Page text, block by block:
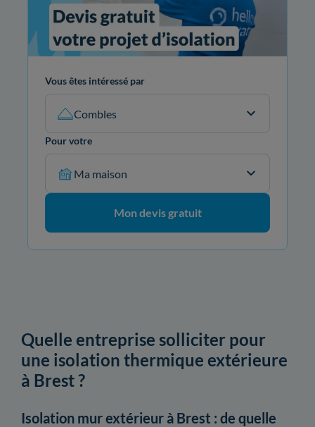
Vous êtes intéressé par
Combles
Pour votre
Ma maison
Mon devis gratuit
Quelle entreprise solliciter pour
une isolation thermique extérieure
à Brest ?
Isolation mur extérieur à Brest : de quelle